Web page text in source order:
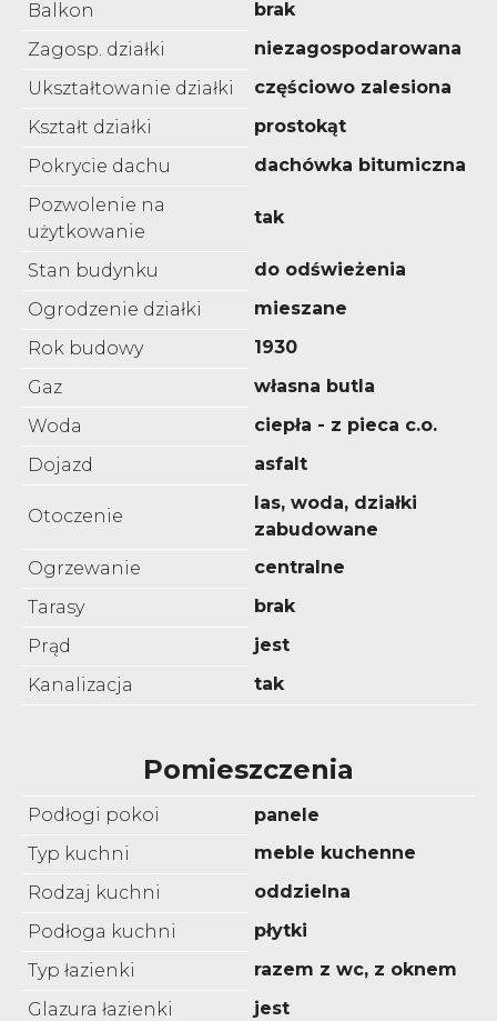
Balkon
brak
Zagosp. działki
niezagospodarowana
Ukształtowanie działki
częściowo zalesiona
Kształt działki
prostokąt
Pokrycie dachu
dachówka bitumiczna
Pozwolenie na
użytkowanie
tak
Stan budynku
do odświeżenia
Ogrodzenie działki
mieszane
Rok budowy
1930
Gaz
własna butla
Woda
ciepła - z pieca c.o.
Dojazd
asfalt
Otoczenie
las, woda, działki
zabudowane
Ogrzewanie
centralne
Tarasy
brak
Prąd
jest
Kanalizacja
tak
Pomieszczenia
Podłogi pokoi
panele
Typ kuchni
meble kuchenne
Rodzaj kuchni
oddzielna
Podłoga kuchni
płytki
Typ łazienki
razem z wc, z oknem
Glazura łazienki
jest